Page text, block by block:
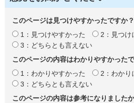
このページは見つけやすかったですか？
1：見つけやすかった
2：見つけ
3：どちらとも言えない
このページの内容はわかりやすかった
1：わかりやすかった
2：わかり
3：どちらとも言えない
このページの内容は参考になりました